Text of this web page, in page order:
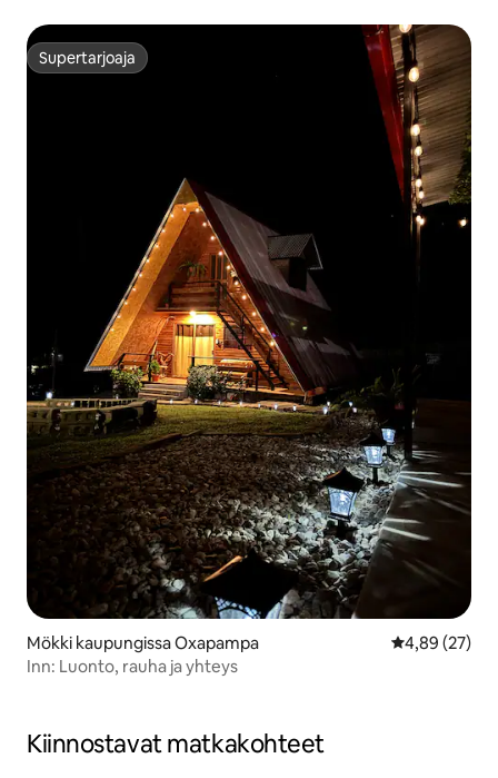
Supertarjoaja
Supertarjoaja
Mökki kaupungissa Oxapampa
4,89 (27)
Inn: Luonto, rauha ja yhteys
Kiinnostavat matkakohteet